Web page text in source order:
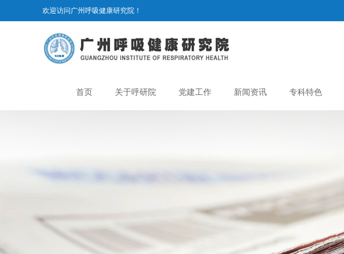
欢迎访问广州呼吸健康研究院！
首页 关于呼研院 党建工作 新闻资讯 专科特色